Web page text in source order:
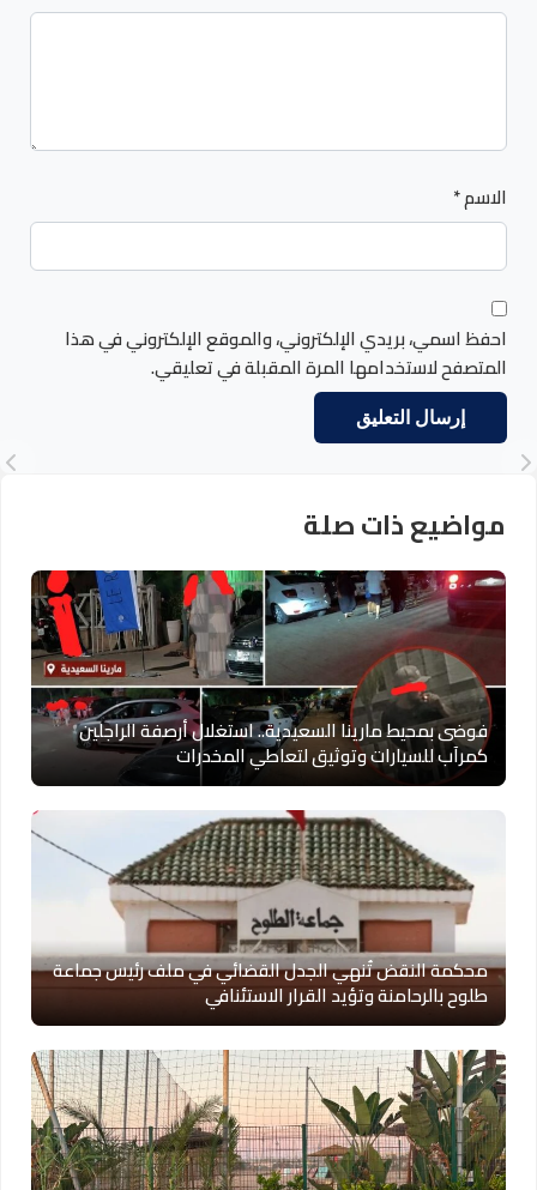
الاسم*
احفظ اسمي، بريدي الإلكتروني، والموقع الإلكتروني في هذا
المتصفح لاستخدامها المرة المقبلة في تعليقي.
مواضيع ذات صلة
فوضى بمحيط مارينا السعيدية.. استغلال أرصفة الراجلين
كمرآب للسيارات وتوثيق لتعاطي المخدرات
محكمة النقض تُنهي الجدل القضائي في ملف رئيس جماعة
طلوح بالرحامنة وتؤيد القرار الاستئنافي